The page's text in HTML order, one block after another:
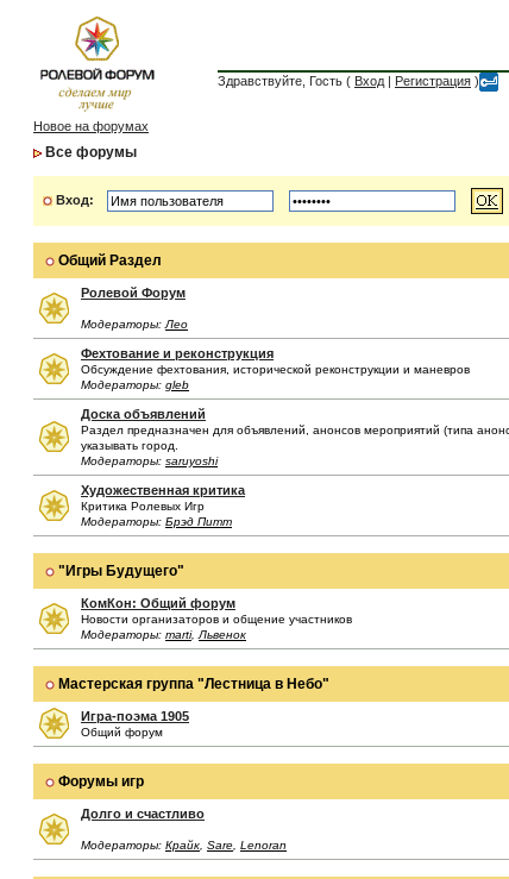
Здравствуйте, Гость ( Вход | Регистрация )
Новое на форумах
Все форумы
Вход:
Общий Раздел
Ролевой Форум
Модераторы: Лео
Фехтование и реконструкция
Обсуждение фехтования, исторической реконструкции и маневров
Модераторы: gleb
Доска объявлений
Раздел предназначен для объявлений, анонсов мероприятий (типа
указывать город.
Модераторы: saruyoshi
Художественная критика
Критика Ролевых Игр
Модераторы: Брэд Питт
"Игры Будущего"
КомКон: Общий форум
Новости организаторов и общение участников
Модераторы: marti, Львенок
Мастерская группа "Лестница в Небо"
Игра-поэма 1905
Общий форум
Форумы игр
Долго и счастливо
Модераторы: Крайк Sare Lenoran